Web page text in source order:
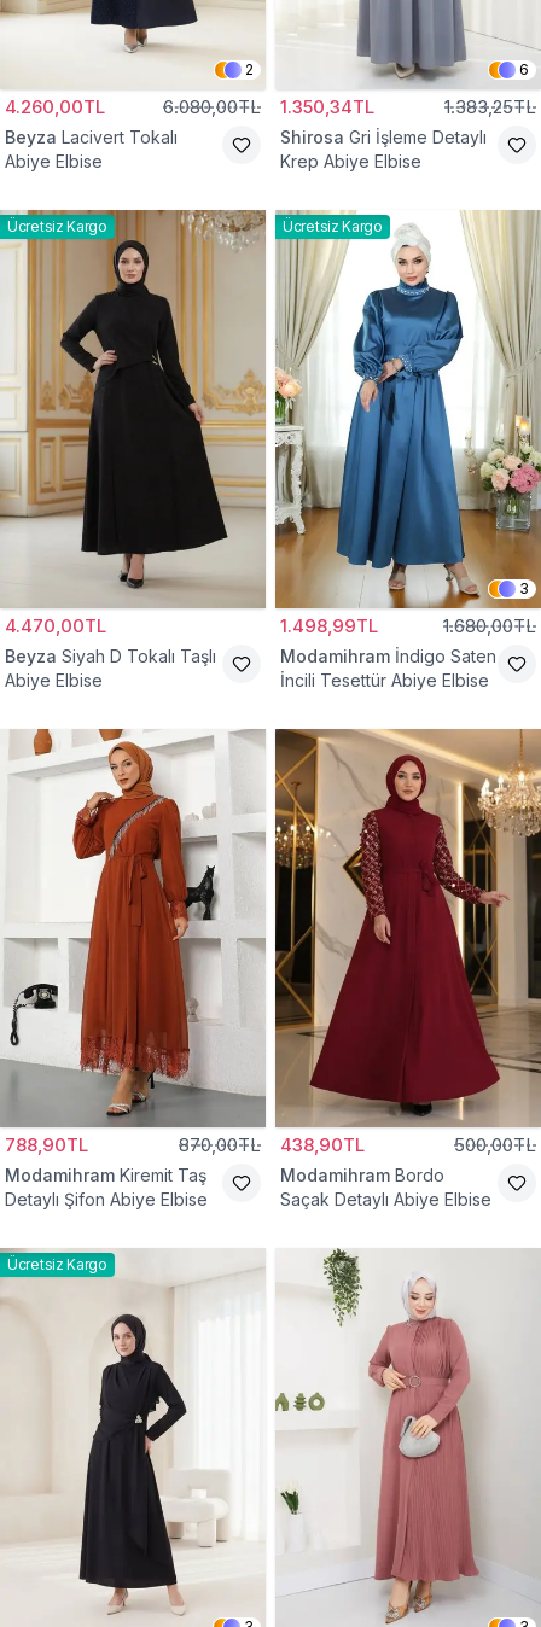
2
4.260,00TL 6.080,00TL
Beyza Lacivert Tokalı
Abiye Elbise
6
1.350,34TL 1.383,25TL
Shirosa Gri İşleme Detaylı
Krep Abiye Elbise
Ücretsiz Kargo
4.470,00TL
Beyza Siyah D Tokalı Taşlı
Abiye Elbise
Ücretsiz Kargo
3
1.498,99TL 1.680,00TL
Modamihram İndigo Saten
İncili Tesettür Abiye Elbise
788,90TL 870,00TL
Modamihram Kiremit Taş
Detaylı Şifon Abiye Elbise
438,90TL 500,00TL
Modamihram Bordo
Saçak Detaylı Abiye Elbise
Ücretsiz Kargo